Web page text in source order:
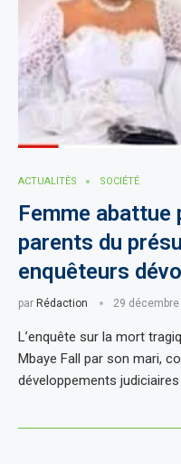
ACTUALITÈS SOCIÉTÉ
Femme abattue
parents du
enquêteurs
par Rédaction 29 décembre
L’enquête sur la mort
Mbaye Fall par son mari,
développements